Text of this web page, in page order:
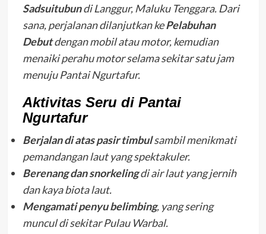
Sadsuitubundi Langgur, Maluku Tenggara. Dari
sana, perjalanan dilanjutkan kePelabuhan
Debutdengan mobil atau motor, kemudian
menaiki perahu motor selama sekitar satu jam
menuju Pantai Ngurtafur.
Aktivitas Seru di Pantai
Ngurtafur
Berjalan di atas pasir timbulsambil menikmati
pemandangan laut yang spektakuler.
Berenang dan snorkelingdi air laut yang jernih
dan kaya biota laut.
Mengamati penyu belimbing, yang sering
muncul di sekitar Pulau Warbal.